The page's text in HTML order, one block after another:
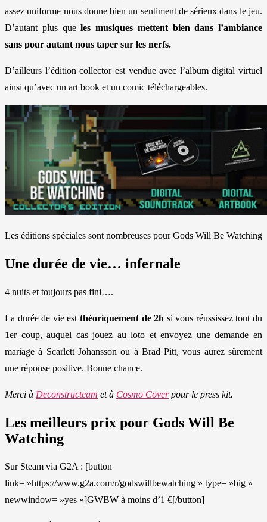
assez uniforme nous donne bien un sentiment de sérieux dans le jeu.
D’autant plus queles musiques mettent bien dans l’ambiance
sans pour autant nous taper sur les nerfs.
D’ailleurs l’édition collector est vendue avec l’album digital virtuel
ainsi qu’avec un art book et un comic téléchargeables.
Les éditions spéciales sont nombreuses pour Gods Will Be Watching
Une durée de vie… infernale
4 nuits et toujours pas fini….
La durée de vie est théoriquement de 2h si vous réussissez tout du
1er coup, auquel cas jouez au loto et envoyez une demande en
mariage à Scarlett Johansson ou à Brad Pitt, vous aurez sûrement
une réponse positive. Bonne chance.
Merci à Deconstructeam et à Cosmo Coverpour le press kit.
Les meilleurs prix pour Gods Will Be
Watching
Sur Steam via G2A : [button
link= »https://www.g2a.com/r/godswillbewatching » type= »big »
newwindow= »yes »]GWBW à moins d’1 €[/button]